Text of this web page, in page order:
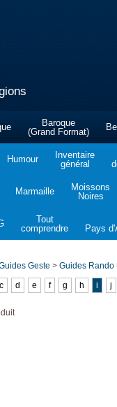
Baroque
(Grand Format)
Humour
Inventaire
général
Marmaille
Moissons
Noires
Tout
comprendre
Pays
Geste > Guides Rando
c d e f g h i j